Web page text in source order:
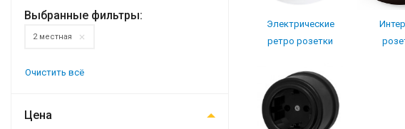
Выбранные фильтры:
2 местная
Очистить всё
Цена
Электрические
ретро розетки